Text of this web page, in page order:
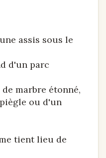
assis sous le
d'un parc
marbre étonné,
ou d'un
tient lieu de